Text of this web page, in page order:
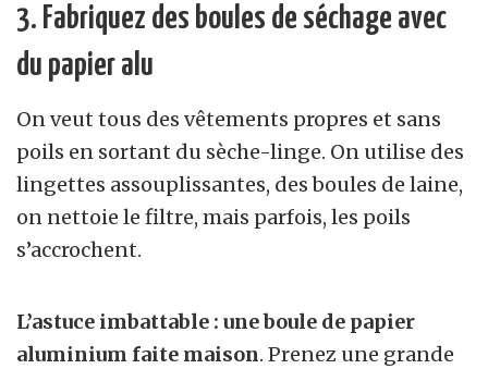
3. Fabriquez des boules de séchage avec
du papier alu
On veut tous des vêtements propres et sans
poils en sortant du sèche-linge. On utilise des
lingettes assouplissantes, des boules de laine,
on nettoie le filtre, mais parfois, les poils
s’accrochent.
L’astuce imbattable : une boule de papier
aluminium faite maison. Prenez une grande